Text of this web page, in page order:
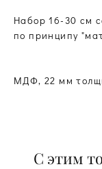
Набор 16-30 см
по принципу
МДФ, 22 мм
С этим